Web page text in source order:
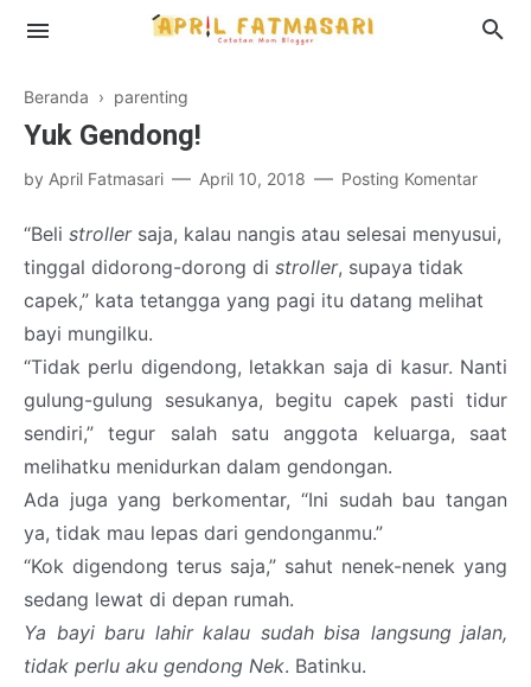
Profil
Disclosure
Beranda › parenting
Yuk Gendong!
by April Fatmasari April 10, 2018 Posting Komentar
“Beli strollersaja, kalau nangis atau selesai menyusui,
tinggal didorong-dorong di stroller, supaya tidak
capek,” kata tetangga yang pagi itu datang melihat
bayi mungilku.
“Tidak perlu digendong, letakkan saja di kasur. Nanti
gulung-gulung sesukanya, begitu capek pasti tidur
sendiri,” tegur salah satu anggota keluarga, saat
melihatku menidurkan dalam gendongan.
Ada juga yang berkomentar, “Ini sudah bau tangan
ya, tidak mau lepas dari gendonganmu.”
“Kok digendong terus saja,” sahut nenek-nenek yang
sedang lewat di depan rumah.
Ya bayi baru lahir kalau sudah bisa langsung jalan,
tidak perlu aku gendong Nek. Batinku.